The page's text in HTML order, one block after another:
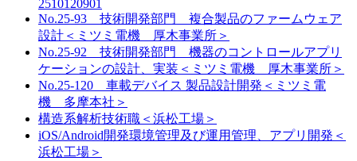
2510120901
No.25-93 技術開発部門 複合製品のファームウェア
設計＜ミツミ電機 厚木事業所＞
No.25-92 技術開発部門 機器のコントロールアプリ
ケーションの設計、実装＜ミツミ電機 厚木事業所＞
No.25-120 車載デバイス 製品設計開発＜ミツミ電
機 多摩本社＞
構造系解析技術職＜浜松工場＞
iOS/Android開発環境管理及び運用管理、アプリ開発＜
浜松工場＞